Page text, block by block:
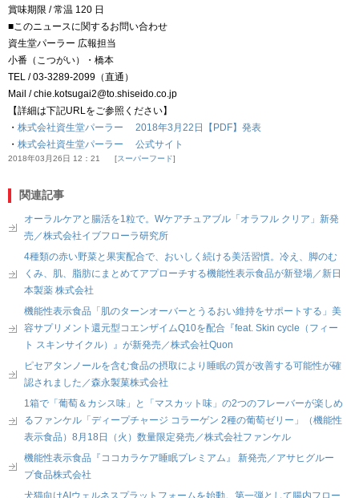
賞味期限 / 常温 120 日
■このニュースに関するお問い合わせ
資生堂パーラー 広報担当
小番（こつがい）・橋本
TEL / 03-3289-2099（直通）
Mail / chie.kotsugai2@to.shiseido.co.jp
【詳細は下記URLをご参照ください】
・ 株式会社資生堂パーラー 2018年3月22日【PDF】発表
・ 株式会社資生堂パーラー 公式サイト
2018年03月26日 12：21 スーパーフード
関連記事
オーラルケアと腸活を1粒で。Wケアチュアブル「オラフル クリア」新発
売／株式会社イブフローラ研究所
4種類の赤い野菜と果実配合で、おいしく続ける美活習慣。冷え、脚のむ
くみ、肌、脂肪にまとめてアプローチする機能性表示食品が新登場／新日
本製薬 株式会社
機能性表示食品「肌のターンオーバーとうるおい維持をサポートする」美
容サプリメント還元型コエンザイムQ10を配合『feat. Skin cycle（フィー
ト スキンサイクル）』が新発売／株式会社Quon
ピセアタンノールを含む食品の摂取により睡眠の質が改善する可能性が確
認されました／森永製菓株式会社
1箱で「葡萄＆カシス味」と「マスカット味」の2つのフレーバーが楽しめ
るファンケル「ディープチャージ コラーゲン 2種の葡萄ゼリー」（機能性
表示食品）8月18日（火）数量限定発売／株式会社ファンケル
機能性表示食品『ココカラケア睡眠プレミアム』 新発売／アサヒグルー
プ食品株式会社
犬猫向けAIウェルネスプラットフォームを始動。第一弾として腸内フロー